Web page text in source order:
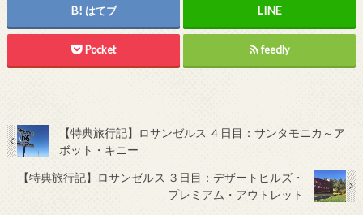
はてブ
Pocket feedly
【特典旅行記】ロサンゼルス ４日目：サンタモニカ～ア
ボット・キニー
【特典旅行記】ロサンゼルス ３日目：デザートヒルズ・
プレミアム・アウトレット